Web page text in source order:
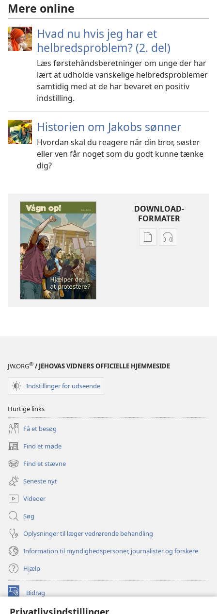
Mere online
Hvad nu hvis jeg har et
helbredsproblem? (2. del)
Læs førstehåndsberetninger om unge der har
lært at udholde vanskelige helbredsproblemer
samtidig med at de har bevaret en positiv
indstilling.
Historien om Jakobs sønner
Hvordan skal du reagere når din bror, søster
eller ven får noget som du godt kunne tænke
dig?
DOWNLOAD-
FORMATER
IndstillingerIndstillinger
JW.ORG® / JEHOVAS VIDNERS OFFICIELLE HJEMMESIDE
Indstillinger for udseende
Hurtige links
Få et besøg
Find et møde
(åbner
nyt
vindue)
Find et stævne
(åbner
nyt
vindue)
Seneste nyt
Videoer
Søg
Oplysninger til læger vedrørende behandling
Information til myndighedspersoner, journalister og forskere
Hjælp
Bidrag
(åbner